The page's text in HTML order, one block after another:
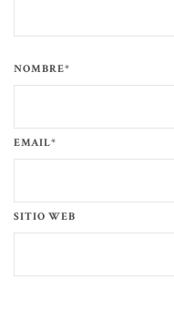
NOMBRE*
EMAIL*
SITIO WEB